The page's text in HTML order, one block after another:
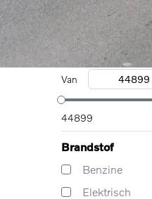
EX60
Meer weergeven
Prijs
Van
44899
Brandstof
Benzine
Elektrisch